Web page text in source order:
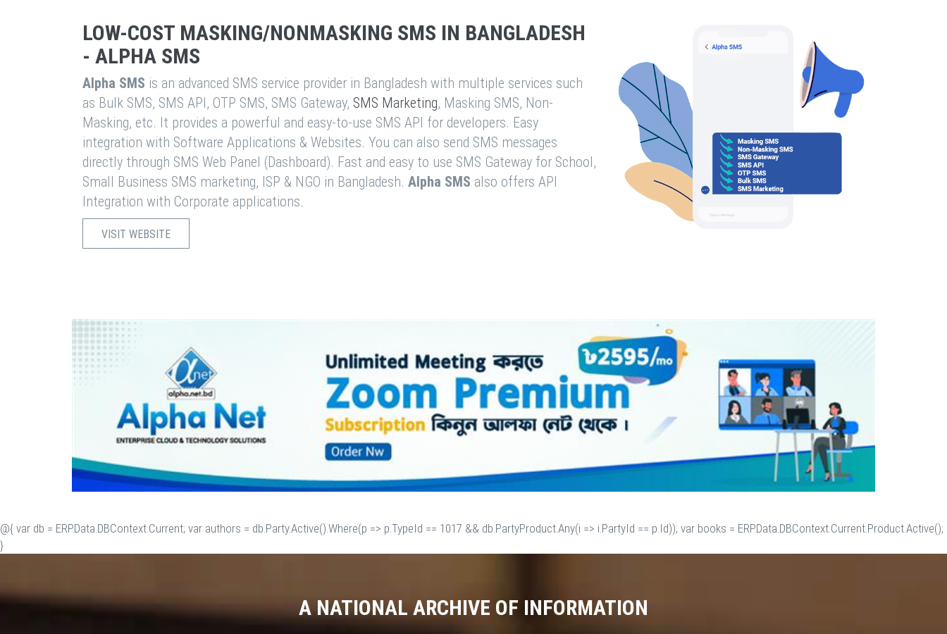
LOW-COST MASKING/NONMASKING SMS IN BANGLADESH
- ALPHA SMS
Alpha SMS is an advanced SMS service provider in Bangladesh with multiple services such
as Bulk SMS, SMS API, OTP SMS, SMS Gateway, SMS Marketing, Masking SMS, Non-
Masking, etc. It provides a powerful and easy-to-use SMS API for developers. Easy
integration with Software Applications & Websites. You can also send SMS messages
directly through SMS Web Panel (Dashboard). Fast and easy to use SMS Gateway for School,
Small Business SMS marketing, ISP & NGO in Bangladesh. Alpha SMS also offers API
Integration with Corporate applications.
VISIT WEBSITE
@{ var db = ERP.Data.DBContext.Current; var authors = db.Party.Active().Where(p => p.TypeId == 1017 && db.PartyProduct.Any(i => i.PartyId == p.Id)); var books = ERP.Data.DBContext.Current.Product.Active();
}
A NATIONAL ARCHIVE OF INFORMATION